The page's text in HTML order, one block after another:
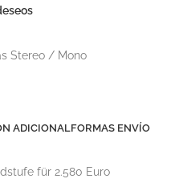
Stereo / Mono
ADICIONALFORMAS ENVÍO